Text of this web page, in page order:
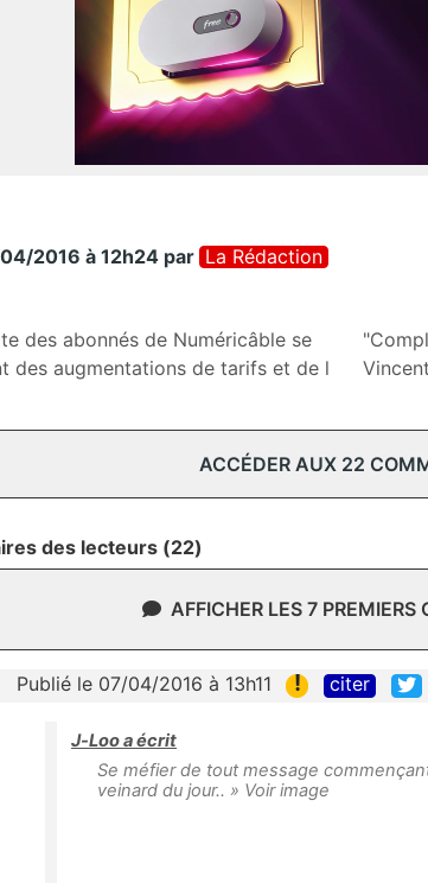
2016 à 12h24 par La Rédaction
des abonnés de Numéricâble se
des augmentations de tarifs et de l
ACCÉDER AUX 22
des lecteurs (22)
AFFICHER LES 7
Publié le 07/04/2016 à 13h11 ! citer
J-Loo a écrit
Se méfier de tout message
veinard du jour.. » Voir image